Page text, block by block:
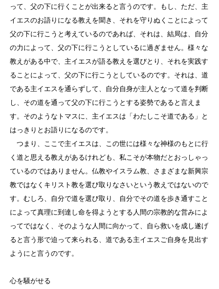
って、父の下に行くことが出来ると言うのです。もし、ただ、主
イエスのお語りになる教えを聞き、それを守りぬくことによって
父の下に行こうと考えているのであれば、それは、結局は、自分
の力によって、父の下に行こうとしているに過ぎません。様々な
教えがある中で、主イエスが語る教えを選びとり、それを実践す
ることによって、父の下に行こうとしているのです。それは、道
である主イエスを通らずして、自分自身が主人となって道を判断
し、その道を通って父の下に行こうとする姿勢であると言えま
す。そのようなトマスに、主イエスは「わたしこそ道である」と
はっきりとお語りになるのです。
つまり、ここで主イエスは、この世には様々な神様のもとに行
く道と思える教えがあるけれども、私こそが本物だとおっしゃっ
ているのではありません。仏教やイスラム教、さまざまな新興宗
教ではなくキリスト教を選び取りなさいという教えではないので
す。むしろ、自分で道を選び取り、自分でその道を歩き通すこと
によって真理に到達し命を得ようとする人間の宗教的な営みによ
ってではなく、そのような人間に向かって、自ら救いを成し遂げ
ると言う形で迫って来られる、道である主イエスご自身を見出す
ようにと言うのです。
心を騒がせる